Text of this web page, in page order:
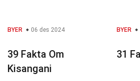
BYER 06 des 2024
39 Fakta Om
Kisangani
BYER
31